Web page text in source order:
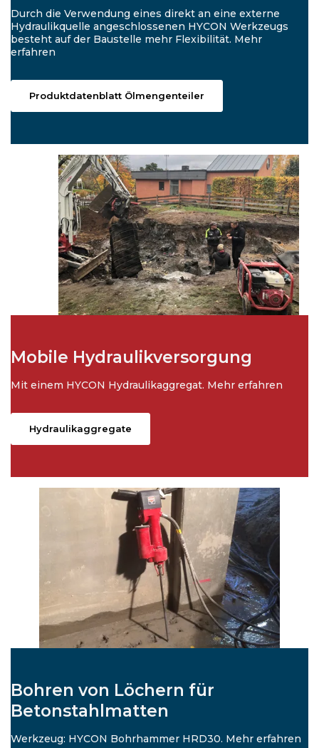
Durch die Verwendung eines direkt an eine externe
Hydraulikquelle angeschlossenen HYCON Werkzeugs
besteht auf der Baustelle mehr Flexibilität. Mehr
erfahren
Produktdatenblatt Ölmengenteiler
Mobile Hydraulikversorgung
Mit einem HYCON Hydraulikaggregat. Mehr erfahren
Hydraulikaggregate
Bohren von Löchern für
Betonstahlmatten
Werkzeug: HYCON Bohrhammer HRD30. Mehr erfahren